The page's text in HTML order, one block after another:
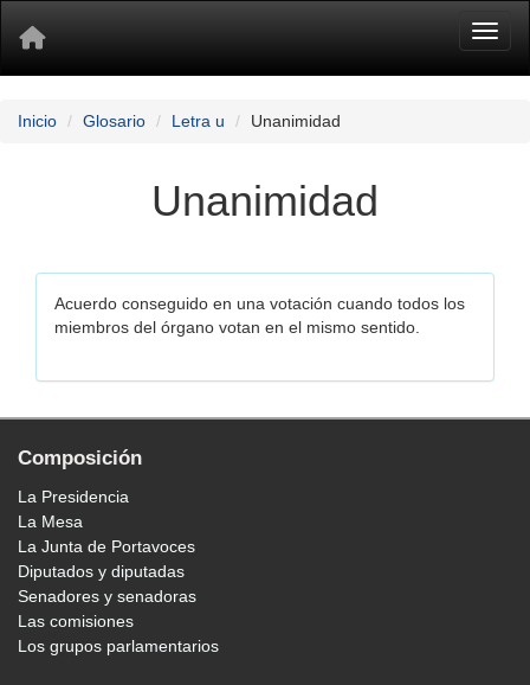
Inicio Glosario Letra u Unanimidad
Unanimidad
Acuerdo conseguido en una votación cuando todos los
miembros del órgano votan en el mismo sentido.
Composición
La Presidencia
La Mesa
La Junta de Portavoces
Diputados y diputadas
Senadores y senadoras
Las comisiones
Los grupos parlamentarios